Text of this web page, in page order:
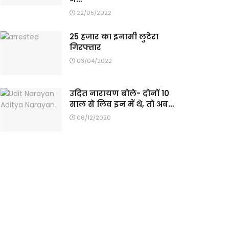
22/05/2022
25 हजार का इनामी लुटेरा
गिरफ्तार
03/04/2022
उदित नारायण बोले- दोनों 10
साल से लिव इन में थे, तो अब…
06/12/2020